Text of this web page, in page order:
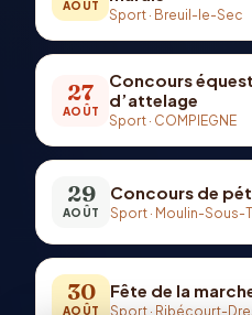
AOÛT
Sport · Breuil-le-Sec
27
AOÛT
Concours
d’attelage
Sport · COMPIEGNE
29
AOÛT
Concours de
Sport · Moulin-Sous-
30
AOÛT
Fête de la
Sport · Ribécourt-